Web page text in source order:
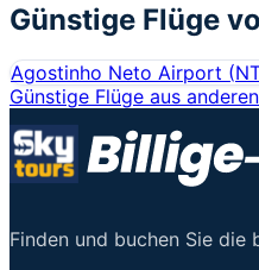
Günstige Flüge
Agostinho Neto Airport (
Günstige Flüge aus
Finden und buchen Sie die